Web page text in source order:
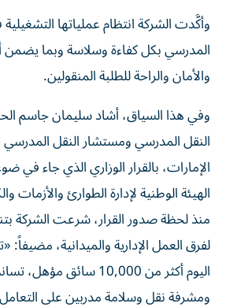
وأكَّدت الشركة انتظام عملياتها
المدرسي بكل كفاءة وسلاسة وبما يضمن
والأمان والراحة للطلبة المنقولين.
وفي هذا السياق، أشاد سليمان جاسم
النقل المدرسي ومستشار النقل
الإمارات، بالقرار الوزاري الذي جاء في
الهيئة الوطنية لإدارة الطوارئ والأزمات
منذ لحظة صدور القرار، شرعت الشركة
لفرق العمل الإدارية والميدانية،
ومشرفة نقل وسلامة مدربين على